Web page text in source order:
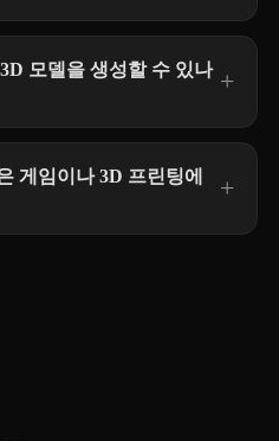
모델을 생성할 수 있나
게임이나 3D 프린팅에